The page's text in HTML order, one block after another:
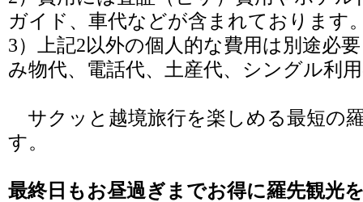
ガイド、車代などが含まれております
3）上記2以外の個人的な費用は別途必
み物代、電話代、土産代、シングル利
サクッと越境旅行を楽しめる最短の
す。
最終日もお昼過ぎまでお得に羅先観光